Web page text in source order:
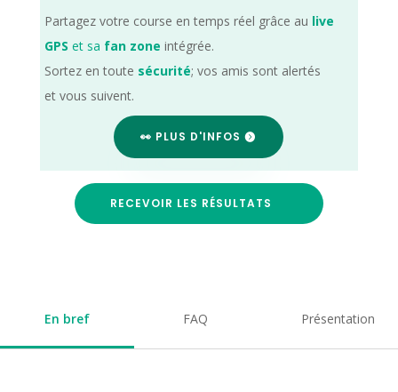
Partagez votre course en temps réel grâce au live
GPS et sa fan zone intégrée.
Sortez en toute sécurité; vos amis sont alertés
et vous suivent.
👀 PLUS D'INFOS
RECEVOIR LES RÉSULTATS
En bref FAQ Présentation